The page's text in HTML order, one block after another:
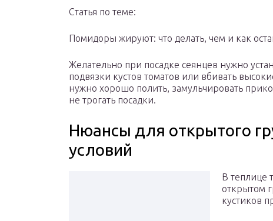
Статья по теме:
Помидоры жируют: что делать, чем и как
Желательно при посадке сеянцев нужно
подвязки кустов томатов или вбивать
нужно хорошо полить, замульчировать
не трогать посадки.
Нюансы для открытого
условий
В теплице
открытом
кустиков